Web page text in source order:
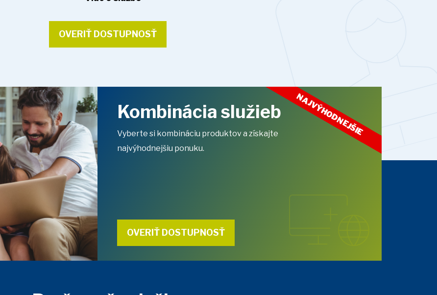
OVERIŤ DOSTUPNOSŤ
Kombinácia služieb
Vyberte si kombináciu produktov a získajte
najvýhodnejšiu ponuku.
OVERIŤ DOSTUPNOSŤ
NAJVÝHODNEJŠIE